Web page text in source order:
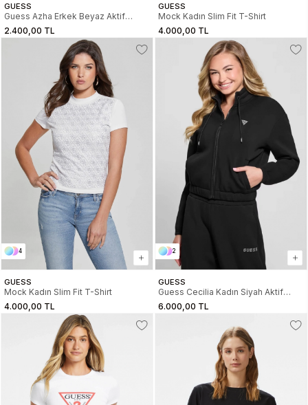
GUESS
Guess Azha Erkek Beyaz Aktif
Oversize Fit T-Shirt Z4BI02I3Z14-
G018
2.400,00 TL
GUESS
Mock Kadın Slim Fit T-Shirt
4.000,00 TL
4
GUESS
Mock Kadın Slim Fit T-Shirt
4.000,00 TL
2
GUESS
Guess Cecilia Kadın Siyah Aktif
Scuba Eşofman Üstü
V4BQ14K7UW2-JBLK
6.000,00 TL